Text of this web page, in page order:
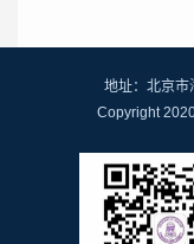
地址：北京市
Copyright